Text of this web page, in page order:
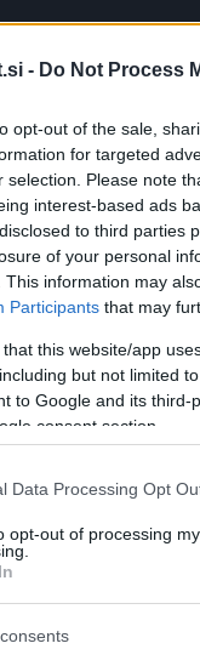
- Do Not Process
opt-out of the sale,
for targeted
selection. Please note
interest-based ads
to third parties
of your personal
This information may
Participants that may
that this website/app
but not limited
to Google and its
consent section.
Data Processing Opt
opt-out of processing
se selijo v
predaleč in
osebje, ki ga je
Gajser zlomil
precej huje.